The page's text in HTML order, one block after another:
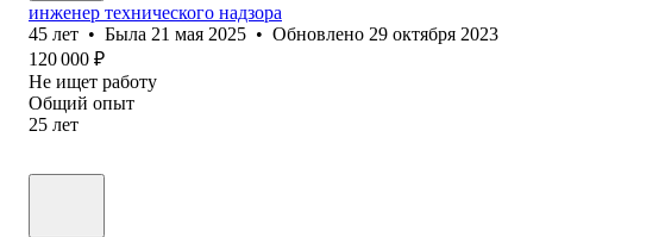
инженер технического надзора
45 лет • Была 21 мая 2025 • Обновлено 29 октября 2023
120 000 ₽
Не ищет работу
Общий опыт
25 лет